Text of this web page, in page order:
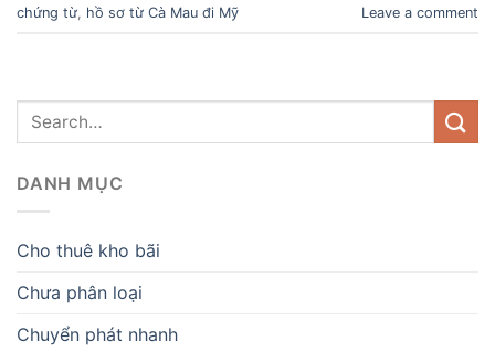
chứng từ hồ sơ từ Cà Mau đi Mỹ Leave a comment
DANH MỤC
Cho thuê kho bãi
Chưa phân loại
Chuyển phát nhanh